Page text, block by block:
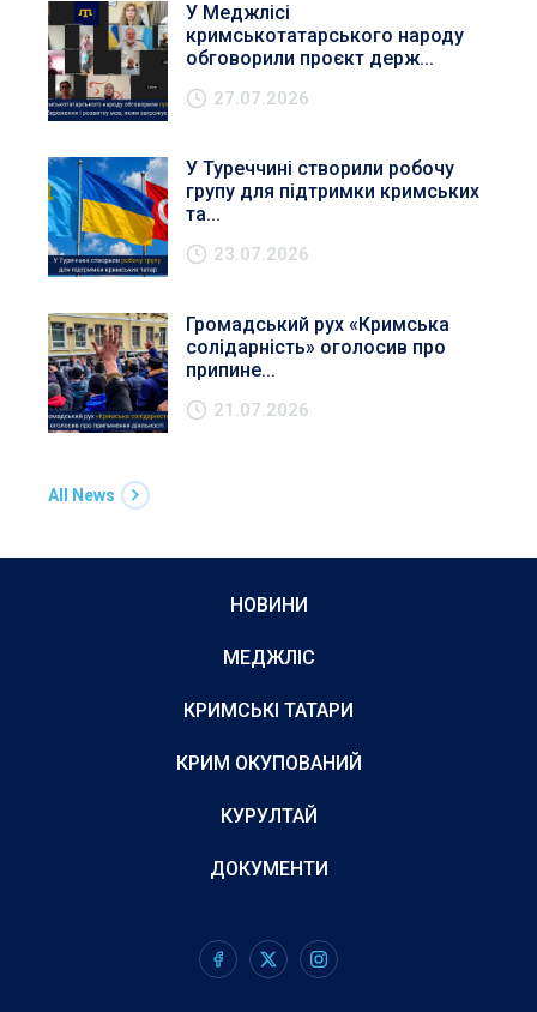
У Меджлісі
кримськотатарського народу
обговорили проєкт держ...
27.07.2026
У Туреччині створили робочу
групу для підтримки кримських
та...
23.07.2026
Громадський рух «Кримська
солідарність» оголосив про
припине...
21.07.2026
All News
НОВИНИ
МЕДЖЛІС
КРИМСЬКІ ТАТАРИ
КРИМ ОКУПОВАНИЙ
КУРУЛТАЙ
ДОКУМЕНТИ